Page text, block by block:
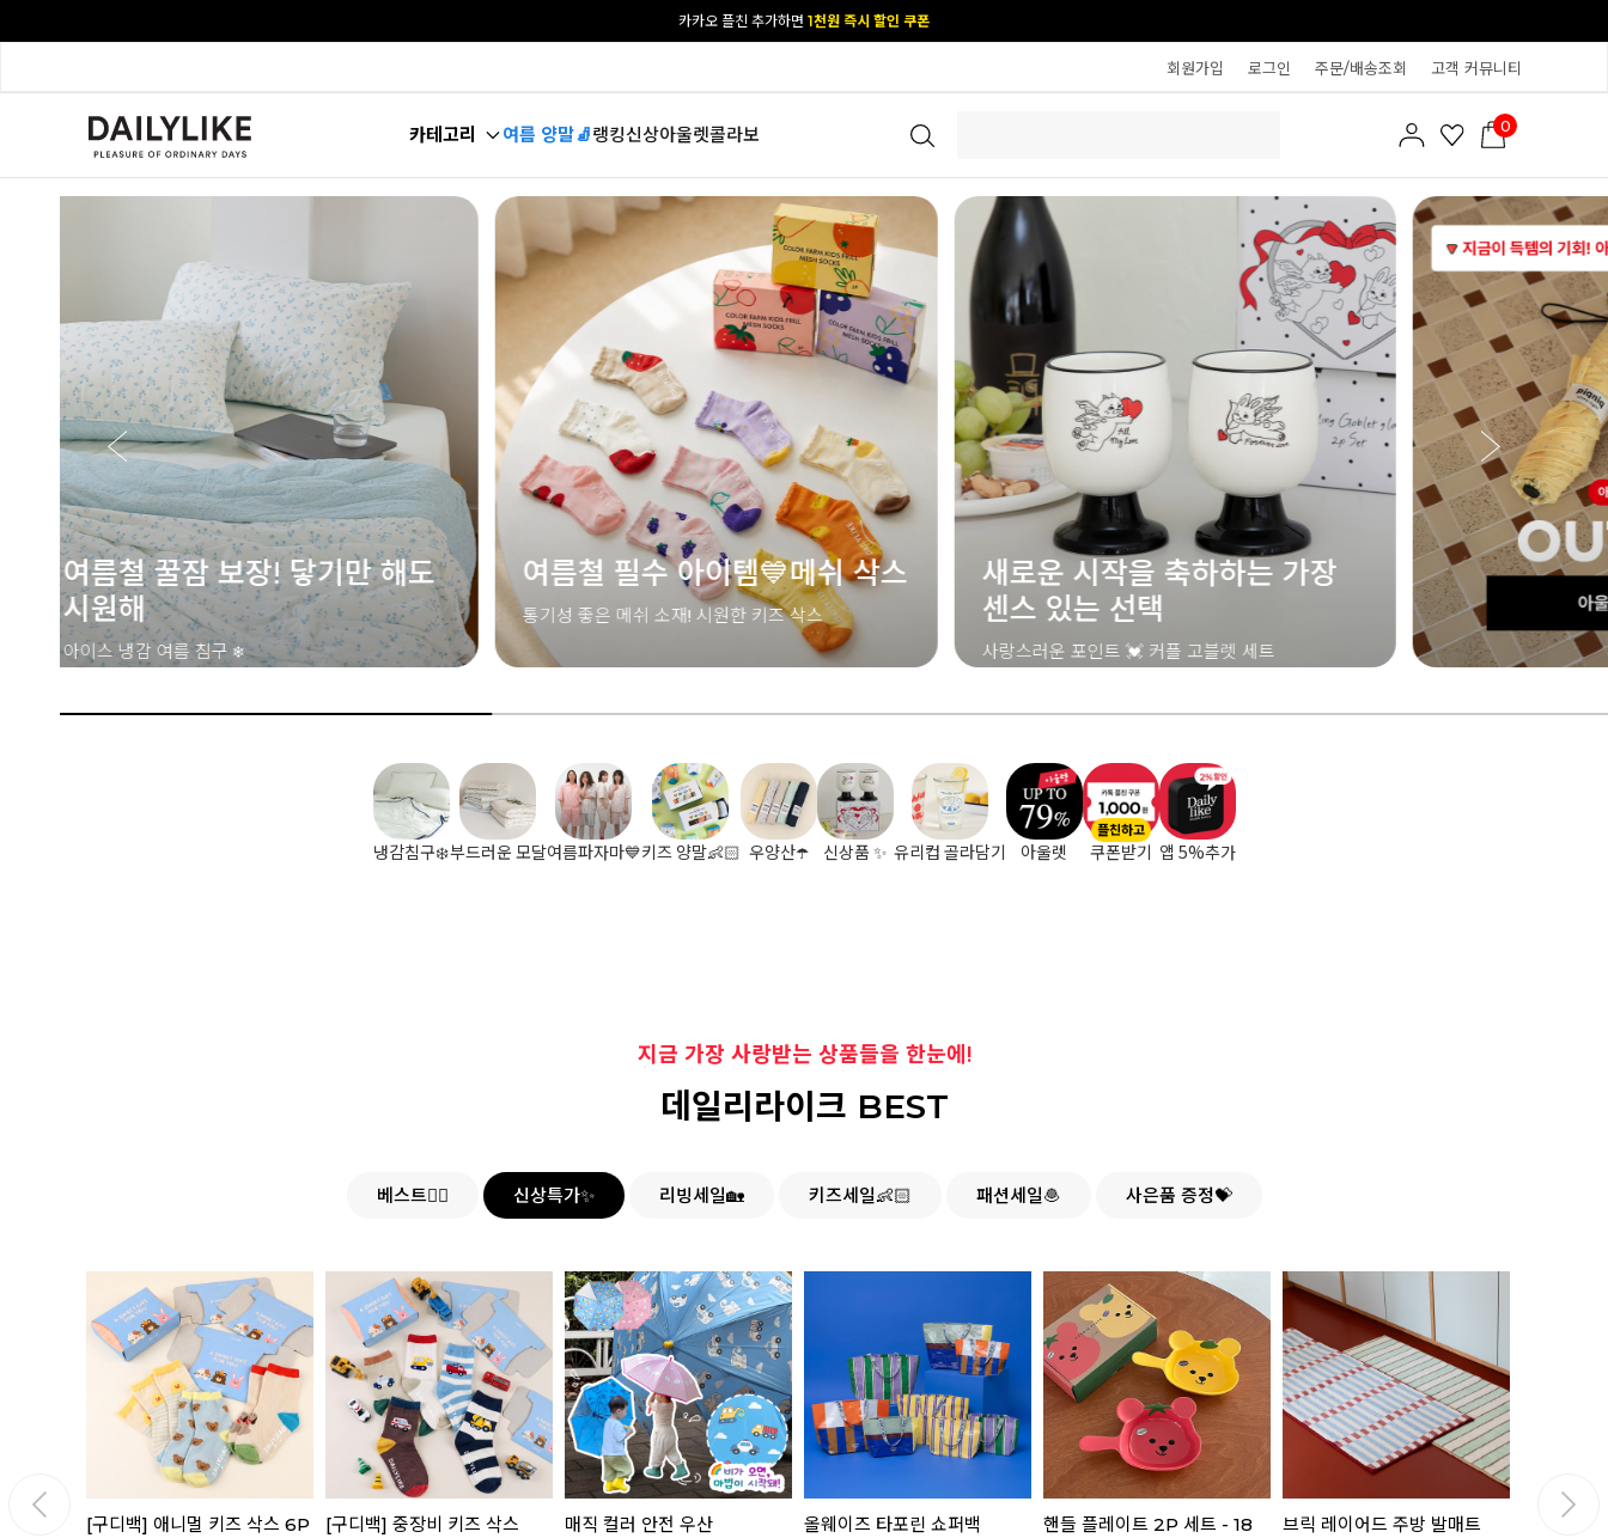
[공식몰 단독] 앱 다운받고2% 결제 할인 받기
회원가입 로그인 주문/배송조회 고객 커뮤니티
카테고리 여름 양말🧦랭킹신상아울렛콜라보 0
여름철 필수 아이템💙메쉬 삭스
통기성 좋은 메쉬 소재! 시원한 키즈 삭스
새로운 시작을 축하하는 가장
센스 있는 선택
사랑스러운 포인트 💓 커플 고블렛 세트
365 데일
[특별할인]
냉감침구❄️부드러운 모달여름파자마💙키즈 양말👶🏻 우양산☂️ 신상품 ✨ 유리컵 골라담기 아울렛
플친하고
쿠폰받기 앱 5%추가
지금 가장 사랑받는 상품들을 한눈에!
데일리라이크 BEST
베스트👍🏻 신상특가✨ 리빙세일🏡 키즈세일👶🏻 패션세일🧆 사은품 증정💝
[구디백] 애니멀 키즈 삭스 6P
[구디백] 중장비 키즈 삭스
매직 컬러 안전 우산
올웨이즈 타포린 쇼퍼백
핸들 플레이트 2P 세트 - 18
브릭 레이어드 주방 발매트
핸들 플